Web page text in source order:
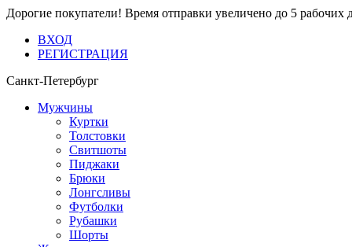
Дорогие покупатели! Время отправки увеличено до 5 рабочих
ВХОД
РЕГИСТРАЦИЯ
Санкт-Петербург
Мужчины
Куртки
Толстовки
Свитшоты
Пиджаки
Брюки
Лонгсливы
Футболки
Рубашки
Шорты